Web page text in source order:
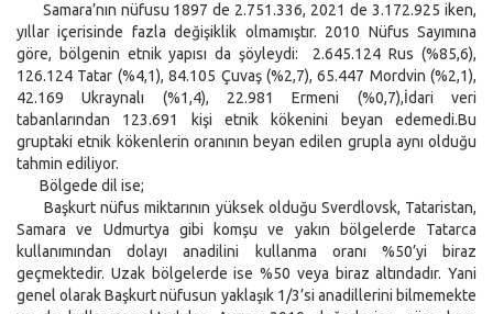
Samara’nın nüfusu 1897 de 2.751.336, 2021 de 3.172.925 iken,
yıllar içerisinde fazla değişiklik olmamıştır. 2010 Nüfus Sayımına
göre, bölgenin etnik yapısı da şöyleydi: 2.645.124 Rus (%85,6),
126.124 Tatar (%4,1), 84.105 Çuvaş (%2,7), 65.447 Mordvin (%2,1),
42.169 Ukraynalı (%1,4), 22.981 Ermeni (%0,7),İdari veri
tabanlarından 123.691 kişi etnik kökenini beyan edemedi.Bu
gruptaki etnik kökenlerin oranının beyan edilen grupla aynı olduğu
tahmin ediliyor.
Bölgede dil ise;
Başkurt nüfus miktarının yüksek olduğu Sverdlovsk, Tataristan,
Samara ve Udmurtya gibi komşu ve yakın bölgelerde Tatarca
kullanımından dolayı anadilini kullanma oranı %50’yi biraz
geçmektedir. Uzak bölgelerde ise %50 veya biraz altındadır. Yani
genel olarak Başkurt nüfusun yaklaşık 1/3’si anadillerini bilmemekte